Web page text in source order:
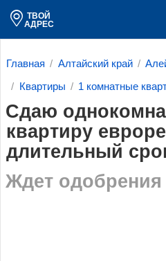
ТВОЙ
АДРЕС
Главная Алтайский край
Квартиры 1 комнатные
Сдаю
квартиру
длительный
Ждет одобрения